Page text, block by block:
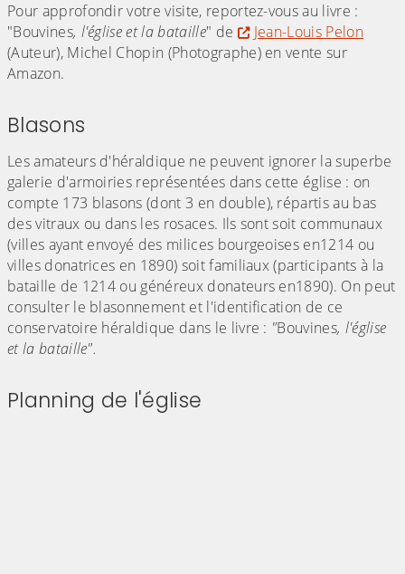
Pour approfondir votre visite, reportez-vous au livre :
"Bouvines, l'église et la bataille" de
Jean-Louis Pelon
(Auteur), Michel Chopin (Photographe) en vente sur
Amazon.
Blasons
Les amateurs d'héraldique ne peuvent ignorer la superbe
galerie d'armoiries représentées dans cette église : on
compte 173 blasons (dont 3 en double), répartis au bas
des vitraux ou dans les rosaces. Ils sont soit communaux
(villes ayant envoyé des milices bourgeoises en1214 ou
villes donatrices en 1890) soit familiaux (participants à la
bataille de 1214 ou généreux donateurs en1890). On peut
consulter le blasonnement et l'identification de ce
conservatoire héraldique dans le livre : "Bouvines, l'église
et la bataille".
Planning de l'église